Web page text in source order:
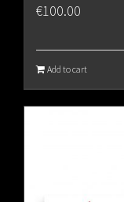
€100.00
Add to cart